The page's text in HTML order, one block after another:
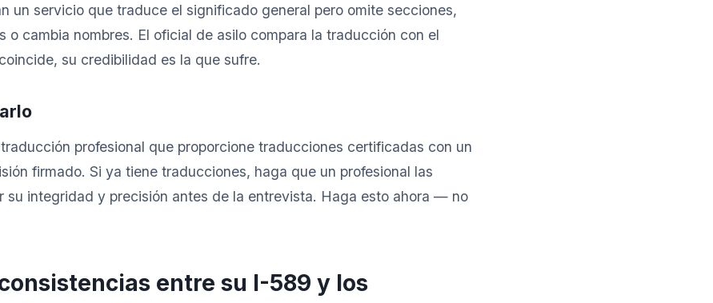
un servicio que traduce el significado general pero omite secciones,
o cambia nombres. El oficial de asilo compara la traducción con el
su credibilidad es la que sufre.
profesional que proporcione traducciones certificadas con un
firmado. Si ya tiene traducciones, haga que un profesional las
su integridad y precisión antes de la entrevista. Haga esto ahora — no
entre su I-589 y los